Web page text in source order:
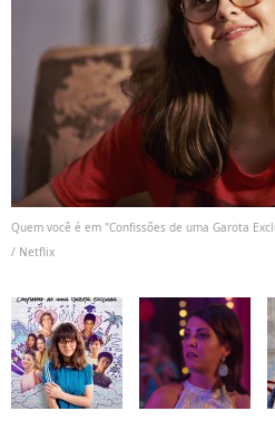
Quem você é em "Confissões de uma Garota
/ Netflix